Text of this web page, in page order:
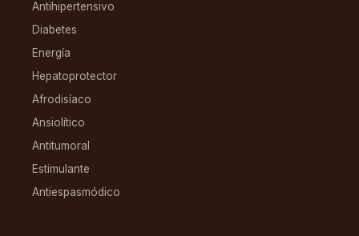
Antihipertensivo
Diabetes
Energía
Hepatoprotector
Afrodisíaco
Ansiolítico
Antitumoral
Estimulante
Antiespasmódico